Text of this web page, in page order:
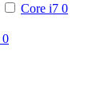
Core i7 0
0